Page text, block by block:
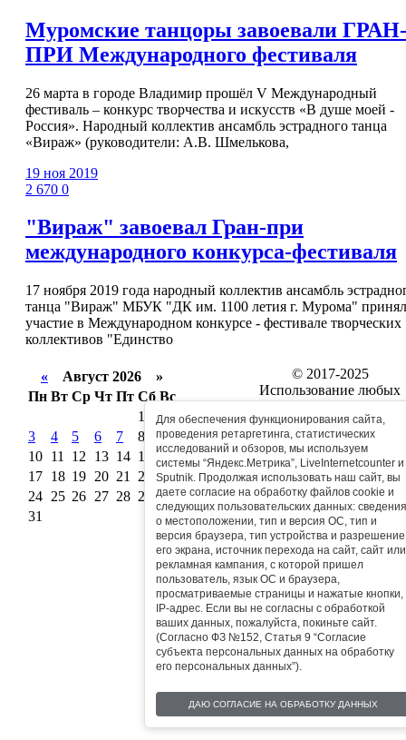
Для обеспечения функционирования сайта,
проведения ретаргетинга, статистических
исследований и обзоров, мы используем
системы “Яндекс.Метрика”, LiveInternetcounter и
Sputnik. Продолжая использовать наш сайт, вы
даете согласие на обработку файлов cookie и
следующих пользовательских данных: сведения
о местоположении, тип и версия ОС, тип и
версия браузера, тип устройства и разрешение
его экрана, источник перехода на сайт, сайт или
рекламная кампания, с которой пришел
пользователь, язык ОС и браузера,
просматриваемые страницы и нажатые кнопки,
IP-адрес. Если вы не согласны с обработкой
ваших данных, пожалуйста, покиньте сайт.
(Согласно ФЗ №152, Статья 9 “Согласие
субъекта персональных данных на обработку
его персональных данных”).
ДАЮ СОГЛАСИЕ НА ОБРАБОТКУ ДАННЫХ
Муромские танцоры завоевали ГРАН-
ПРИ Международного фестиваля
26 марта в городе Владимир прошёл V Международный
фестиваль – конкурс творчества и искусств «В душе моей -
Россия». Народный коллектив ансамбль эстрадного танца
«Вираж» (руководители: А.В. Шмелькова,
19 ноя 2019
2 670 0
"Вираж" завоевал Гран-при
международного конкурса-фестиваля
17 ноября 2019 года народный коллектив ансамбль
танца "Вираж" МБУК "ДК им. 1100 летия г. Мурома" принял
участие в Международном конкурсе - фестивале творческих
коллективов "Единство
« Август 2026 »
Пн Вт Ср Чт Пт Сб Вс
1
2
3
4 5 6 7 8
9
10 11 12 13 14 15
16
17 18 19 20 21 22
23
24 25 26 27 28 29
30
31
© 2017-2025
Использование любых
материалов,
на сайте Муром24,
разрешается только при
условии активной
на сайт.
Реклама на сайте